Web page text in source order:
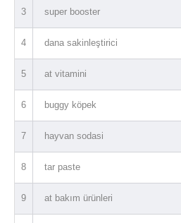
3 super booster
4 dana sakinleştirici
5 at vitamini
6 buggy köpek
7 hayvan sodasi
8 tar paste
9 at bakım ürünleri